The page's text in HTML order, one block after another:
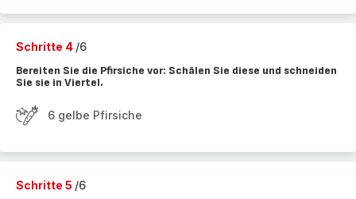
Schritte 4 /6
Bereiten Sie die Pfirsiche vor: Schälen Sie diese und schneiden
Sie sie in Viertel.
6 gelbe Pfirsiche
Schritte 5 /6